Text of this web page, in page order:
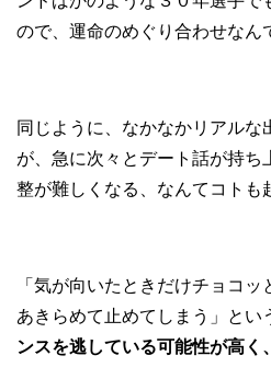
ので、運命のめぐり合わせなん
同じように、なかなかリアル
が、急に次々とデート話が持ち
整が難しくなる、なんてコトも
「気が向いたときだけチョコ
あきらめて止めてしまう」とい
ンスを逃している可能性が高く